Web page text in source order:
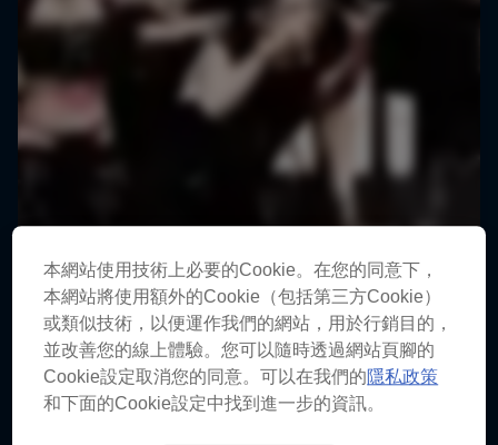
本網站使用技術上必要的Cookie。在您的同意下，
本網站將使用額外的Cookie（包括第三方Cookie）
或類似技術，以便運作我們的網站，用於行銷目的，
並改善您的線上體驗。您可以隨時透過網站頁腳的
Cookie設定取消您的同意。可以在我們的隱私政策
和下面的Cookie設定中找到進一步的資訊。